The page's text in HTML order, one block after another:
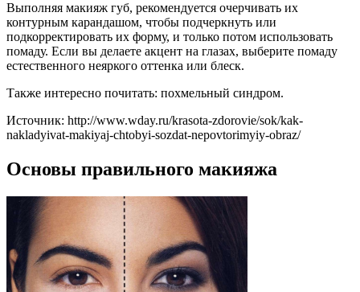
Выполняя макияж губ, рекомендуется очерчивать их
контурным карандашом, чтобы подчеркнуть или
подкорректировать их форму, и только потом использовать
помаду. Если вы делаете акцент на глазах, выберите помаду
естественного неяркого оттенка или блеск.
Также интересно почитать: похмельный синдром.
Источник: http://www.wday.ru/krasota-zdorovie/sok/kak-
nakladyivat-makiyaj-chtobyi-sozdat-nepovtorimyiy-obraz/
Основы правильного макияжа